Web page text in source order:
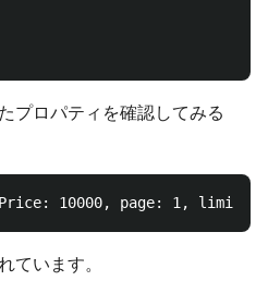
プロパティを確認してみる
ています。